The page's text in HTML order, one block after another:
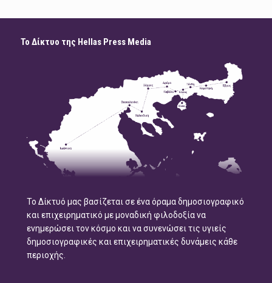
Το Δίκτυο της Hellas Press Media
Το Δίκτυό μας βασίζεται σε ένα όραμα δημοσιογραφικό
και επιχειρηματικό με μοναδική φιλοδοξία να
ενημερώσει τον κόσμο και να συνενώσει τις υγιείς
δημοσιογραφικές και επιχειρηματικές δυνάμεις κάθε
περιοχής.